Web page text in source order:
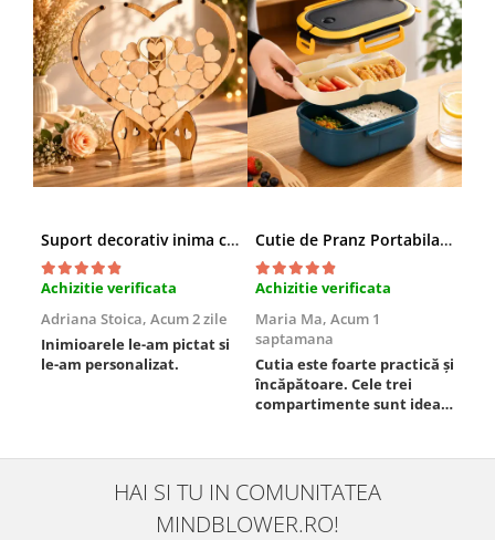
Suport decorativ inima cu mesaje, Cadou cu suflet
Achizitie verificata
Adriana Stoica, Acum 2 zile
Inimioarele le-am pictat si
le-am personalizat.
Cutie de Pranz Portabila cu Compartimente
Achizitie verificata
Maria Ma, Acum 1
saptamana
Cutia este foarte practică și
încăpătoare. Cele trei
compartimente sunt ideale
este sigură, fără scurgeri. O
folosesc aproape zilnic la
serviciu și sunt foarte
mulțumită.
HAI SI TU IN COMUNITATEA
MINDBLOWER.RO!